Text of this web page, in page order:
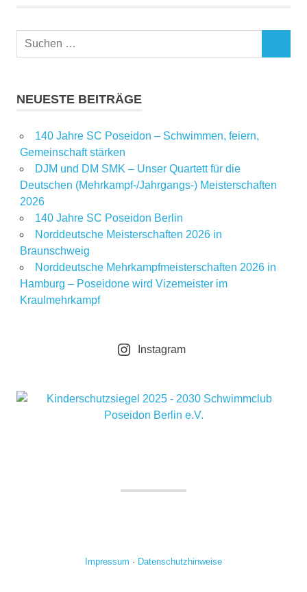
Wettkampf
Wilmersdorf
NEUESTE BEITRÄGE
140 Jahre SC Poseidon – Schwimmen, feiern,
Gemeinschaft stärken
DJM und DM SMK – Unser Quartett für die
Deutschen (Mehrkampf-/Jahrgangs-) Meisterschaften
2026
140 Jahre SC Poseidon Berlin
Norddeutsche Meisterschaften 2026 in
Braunschweig
Norddeutsche Mehrkampfmeisterschaften 2026 in
Hamburg – Poseidone wird Vizemeister im
Kraulmehrkampf
Instagram
Impressum · Datenschutzhinweise